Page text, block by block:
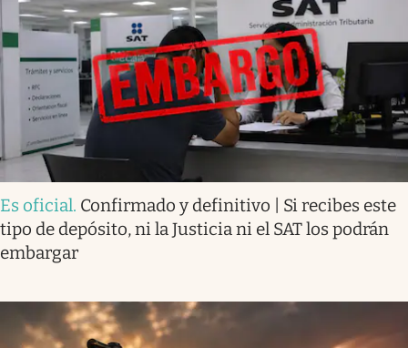
Es oficial. Confirmado y definitivo | Si recibes este
tipo de depósito, ni la Justicia ni el SAT los podrán
embargar